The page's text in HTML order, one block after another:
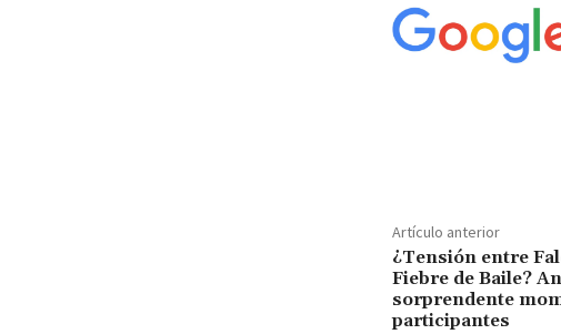
Artículo anterior
¿Tensión entre
Fiebre de Baile?
sorprendente
participantes